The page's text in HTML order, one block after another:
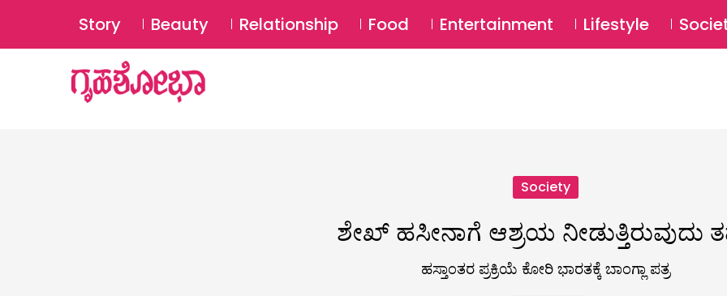
Story Beauty Relationship Food Entertainment Lifestyle
Society
ಶೇಖ್‌ ಹಸೀನಾಗೆ ಆಶ್ರಯ ನೀಡುತ್ತಿರುವುದು
ಹಸ್ತಾಂತರ ಪ್ರಕ್ರಿಯೆ ಕೋರಿ ಭಾರತಕ್ಕೆ ಬಾಂಗ್ಲಾ ಪತ್ರ